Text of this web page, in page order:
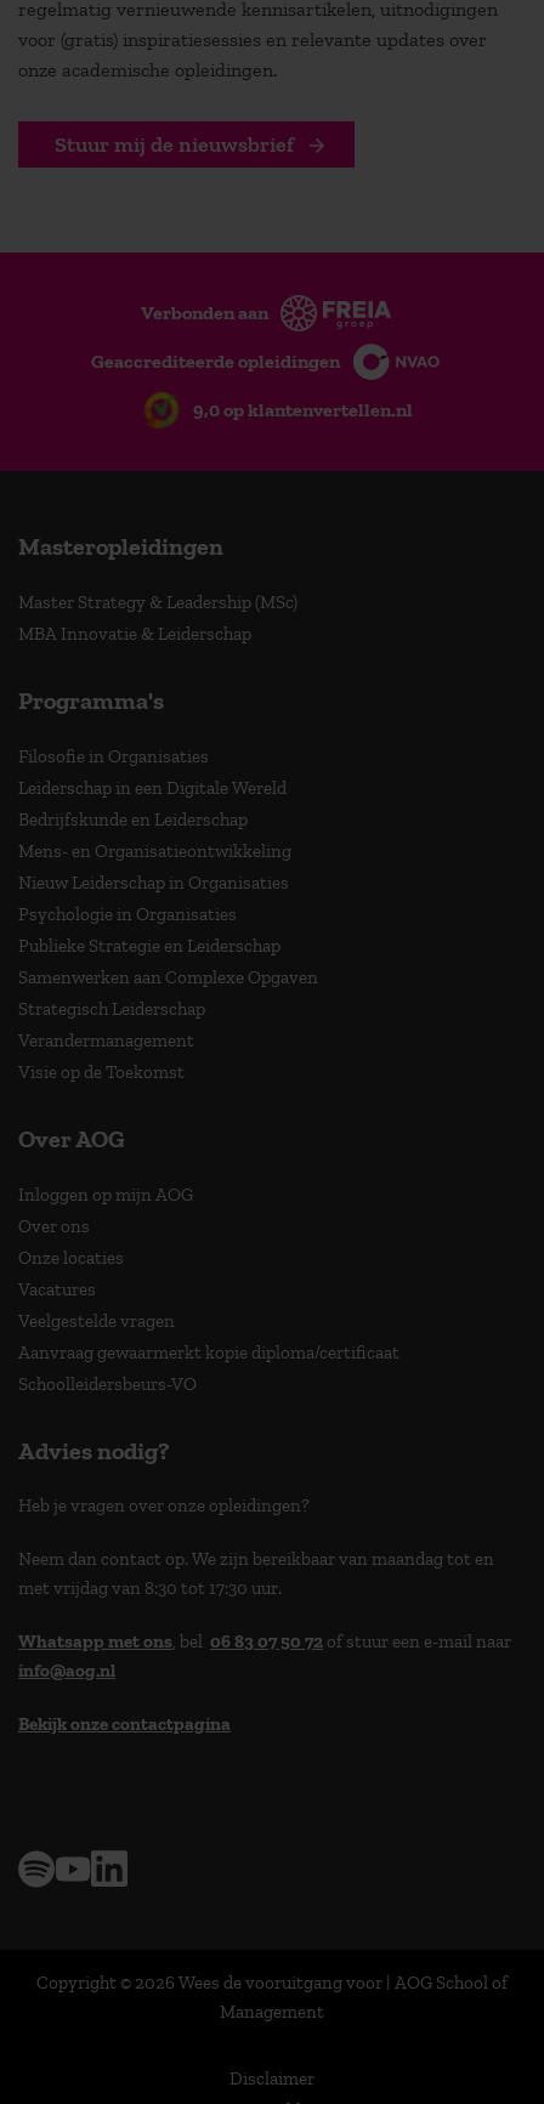
regelmatig vernieuwende kennisartikelen, uitnodigingen
voor (gratis) inspiratiesessies en relevante updates over
onze academische opleidingen.
Stuur mij de nieuwsbrief
Verbonden aan
Geaccrediteerde opleidingen
9,0 op klantenvertellen.nl
Masteropleidingen
Master Strategy & Leadership (MSc)
MBA Innovatie & Leiderschap
Programma's
Filosofie in Organisaties
Leiderschap in een Digitale Wereld
Bedrijfskunde en Leiderschap
Mens- en Organisatieontwikkeling
Nieuw Leiderschap in Organisaties
Psychologie in Organisaties
Publieke Strategie en Leiderschap
Samenwerken aan Complexe Opgaven
Strategisch Leiderschap
Verandermanagement
Visie op de Toekomst
Over AOG
Inloggen op mijn AOG
Over ons
Onze locaties
Vacatures
Veelgestelde vragen
Aanvraag gewaarmerkt kopie diploma/certificaat
Schoolleidersbeurs-VO
Advies nodig?
Heb je vragen over onze opleidingen?
Neem dan contact op. We zijn bereikbaar van maandag tot en
met vrijdag van 8:30 tot 17:30 uur.
Whatsapp met ons, bel 06 83 07 50 72 of stuur een e-mail naar
info@aog.nl
Bekijk onze contactpagina
Copyright © 2026 Wees de vooruitgang voor | AOG School of
Management
Disclaimer